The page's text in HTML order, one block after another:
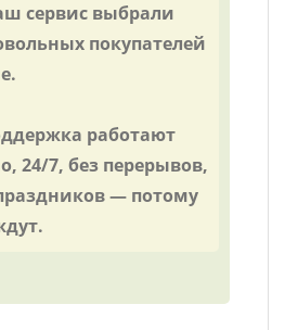
сервис выбрали
покупателей
работают
24/7, без перерывов,
— потому